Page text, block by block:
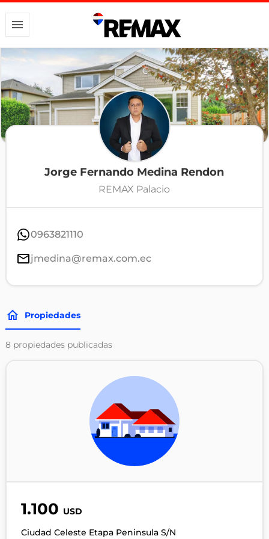
Jorge Fernando Medina Rendon
REMAX Palacio
0963821110
jmedina@remax.com.ec
Propiedades
8 propiedades publicadas
1.100 USD
Ciudad Celeste Etapa Peninsula S/N